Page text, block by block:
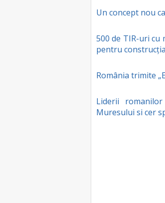
Un concept nou
500 de TIR-uri cu
pentru
România trimite
Liderii
Muresului si cer